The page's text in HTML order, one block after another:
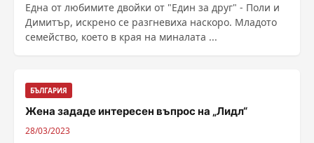
Една от любимите двойки от "Един за друг" - Поли и
Димитър, искрено се разгневиха наскоро. Младото
семейство, което в края на миналата ...
БЪЛГАРИЯ
Жена зададе интересен въпрос на „Лидл“
28/03/2023